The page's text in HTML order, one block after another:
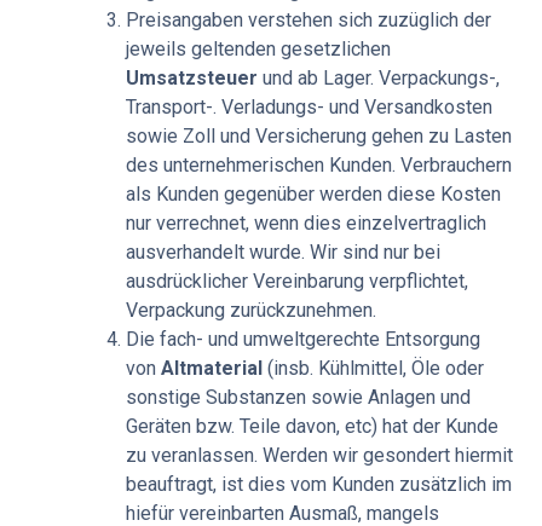
Preisangaben verstehen sich zuzüglich der
jeweils geltenden gesetzlichen
Umsatzsteuer und ab Lager. Verpackungs-,
Transport-. Verladungs- und Versandkosten
sowie Zoll und Versicherung gehen zu Lasten
des unternehmerischen Kunden. Verbrauchern
als Kunden gegenüber werden diese Kosten
nur verrechnet, wenn dies einzelvertraglich
ausverhandelt wurde. Wir sind nur bei
ausdrücklicher Vereinbarung verpflichtet,
Verpackung zurückzunehmen.
Die fach- und umweltgerechte Entsorgung
von Altmaterial (insb. Kühlmittel, Öle oder
sonstige Substanzen sowie Anlagen und
Geräten bzw. Teile davon, etc) hat der Kunde
zu veranlassen. Werden wir gesondert hiermit
beauftragt, ist dies vom Kunden zusätzlich im
hiefür vereinbarten Ausmaß, mangels